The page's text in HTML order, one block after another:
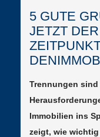
5 GUTE
JETZT
Trennungen
Immobilien ins
zeigt, wie